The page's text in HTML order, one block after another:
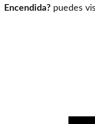
Encendida? puedes